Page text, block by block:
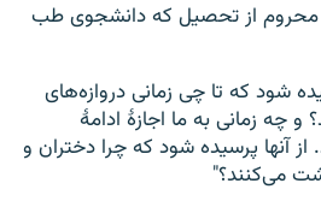
محروم از تحصیل که دانشجوی طب
شود که تا چی زمانی دروازه‌های
چه زمانی به ما اجازۀ ادامۀ
آنها پرسیده شود که چرا دختران و
می‌کنند؟"